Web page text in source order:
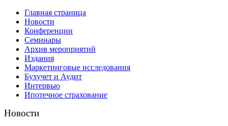
Главная страница
Новости
Конференции
Семинары
Архив мероприятий
Издания
Маркетинговые исследования
Бухучет и Аудит
Интервью
Ипотечное страхование
Новости